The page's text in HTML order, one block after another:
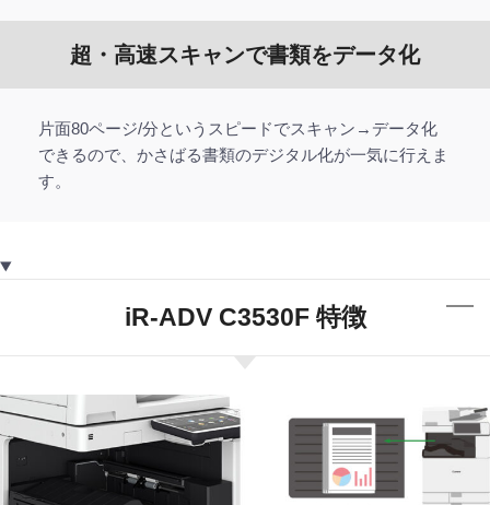
超・高速スキャンで書類をデータ化
片面80ページ/分というスピードでスキャン→データ化
できるので、かさばる書類のデジタル化が一気に行えま
す。
iR-ADV C3530F 特徴